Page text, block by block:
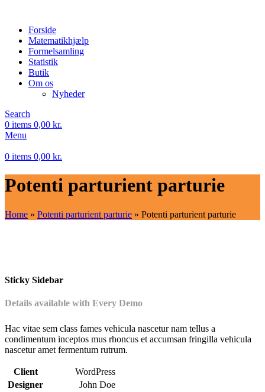
Forside
Matematikhjælp
Formelsamling
Statistik
Butik
Om os
Nyheder
Search
0 items 0,00 kr.
Menu
0 items 0,00 kr.
Potenti parturient parturie
Home » Potenti parturient parturie » Potenti parturient parturie
Sticky Sidebar
Details available with Every Demo
Hac vitae sem class fames vehicula nascetur nam tellus a
condimentum inceptos mus rhoncus et accumsan fringilla vehicula
nascetur amet fermentum rutrum.
Client
WordPress
Designer
John Doe